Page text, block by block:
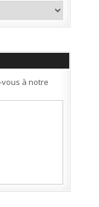
à notre